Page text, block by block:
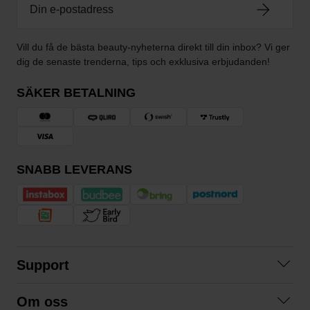
Vill du få de bästa beauty-nyheterna direkt till din inbox? Vi ger
dig de senaste trenderna, tips och exklusiva erbjudanden!
SÄKER BETALNING
SNABB LEVERANS
Support
Om oss